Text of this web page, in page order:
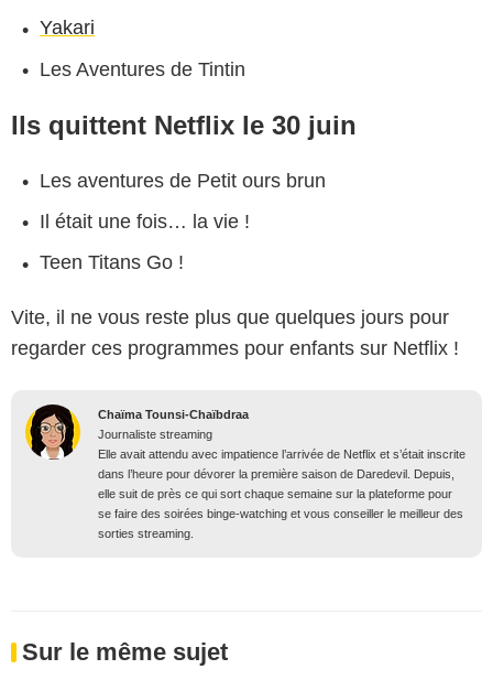
Yakari
Les Aventures de Tintin
Ils quittent Netflix le 30 juin
Les aventures de Petit ours brun
Il était une fois… la vie !
Teen Titans Go !
Vite, il ne vous reste plus que quelques jours pour
regarder ces programmes pour enfants sur Netflix !
Chaïma Tounsi-Chaïbdraa
Journaliste streaming
Elle avait attendu avec impatience l’arrivée de Netflix et s’était inscrite
dans l’heure pour dévorer la première saison de Daredevil. Depuis,
elle suit de près ce qui sort chaque semaine sur la plateforme pour
se faire des soirées binge-watching et vous conseiller le meilleur des
sorties streaming.
Sur le même sujet